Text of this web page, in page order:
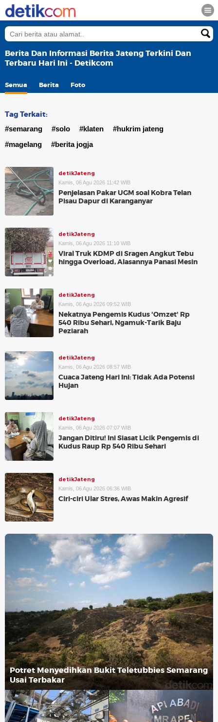
Berita Dan Informasi Berita Jateng Terkini Dan
Terbaru Hari Ini - Detikcom
Semua Berita Foto
Tag Terkait:
#semarang #solo #klaten
#hukrim jateng
#magelang
#berita jogja
detikJateng
Kamis, 06 Agu 2026 11:42 WIB
Penjelasan Pakar UGM soal Kobra Telan
Pisau Dapur di Karanganyar
detikJateng
Kamis, 06 Agu 2026 11:10 WIB
Viral Truk KDMP di Sragen Angkut Tebu
hingga Overload, Alasannya Panasi Mesin
detikJateng
Kamis, 06 Agu 2026 09:52 WIB
Nekatnya Pengemis Kudus 'Omzet' Rp
540 Ribu Sehari, Ngamuk-Tarik Baju
Peziarah
detikJateng
Kamis, 06 Agu 2026 08:57 WIB
Cuaca Jateng Hari Ini: Tidak Ada Potensi
Hujan
detikJateng
Kamis, 06 Agu 2026 07:07 WIB
Jangan Ditiru! Ini Siasat Licik Pengemis di
Kudus Raup Rp 540 Ribu Sehari
detikJateng
Kamis, 06 Agu 2026 06:36 WIB
Ciri-ciri Ular Stres, Awas Makin Agresif
Potret Menyedihkan Bukit Teletubbies Semarang
Usai Terbakar